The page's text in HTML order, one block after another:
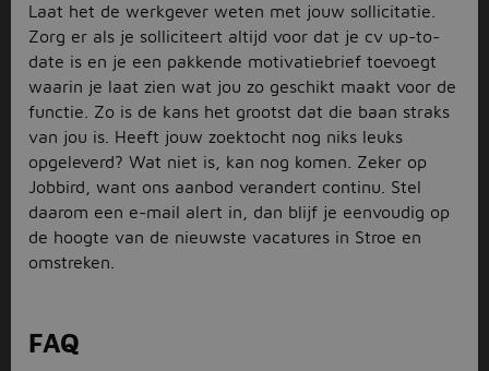
Laat het de werkgever weten met jouw sollicitatie.
Zorg er als je solliciteert altijd voor dat je cv up-to-
date is en je een pakkende motivatiebrief toevoegt
waarin je laat zien wat jou zo geschikt maakt voor de
functie. Zo is de kans het grootst dat die baan straks
van jou is. Heeft jouw zoektocht nog niks leuks
opgeleverd? Wat niet is, kan nog komen. Zeker op
Jobbird, want ons aanbod verandert continu. Stel
daarom een e-mail alert in, dan blijf je eenvoudig op
de hoogte van de nieuwste vacatures in Stroe en
omstreken.
FAQ